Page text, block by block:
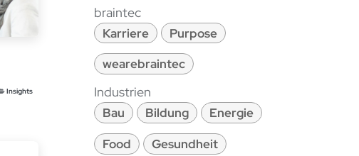
Insights
braintec
Karriere
Purpose
wearebraintec
Industrien
Bau Bildung
Energie
Food
Gesundheit